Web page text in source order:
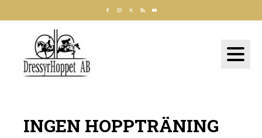
INGEN HOPPTRÄNING